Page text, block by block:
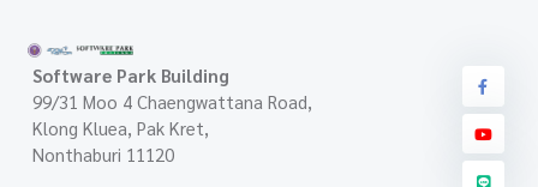
Software Park Building
99/31 Moo 4 Chaengwattana Road,
Klong Kluea, Pak Kret,
Nonthaburi 11120